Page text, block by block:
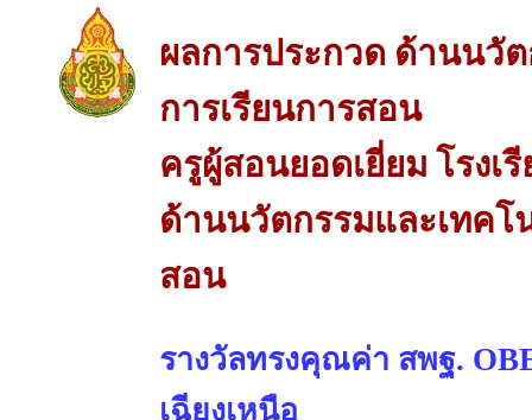
ผลการประกวด ด้านนวั
การเรียนการสอน
ครูผู้สอนยอดเยี่ยม โรงเ
ด้านนวัตกรรมและเทคโ
สอน
รางวัลทรงคุณค่า สพฐ.
เฉียงเหนือ